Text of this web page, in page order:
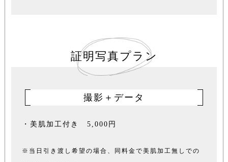
証明写真プラン
撮影＋データ
・美肌加工付き 5,000円
※当日引き渡し希望の場合、同料金で美肌加工無しでの